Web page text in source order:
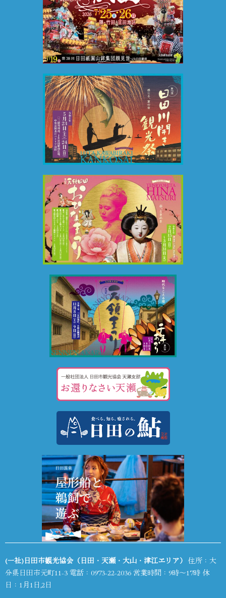
(一社)日田市観光協会（日田・天瀬・大山・津江エリア） 住所：大
分県日田市元町11-3 電話： 0973-22-2036 営業時間：9時～17時 休
日：1月1日,2日